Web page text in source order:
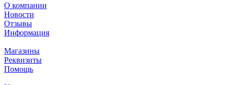
О компании
Новости
Отзывы
Информация
Магазины
Реквизиты
Помощь